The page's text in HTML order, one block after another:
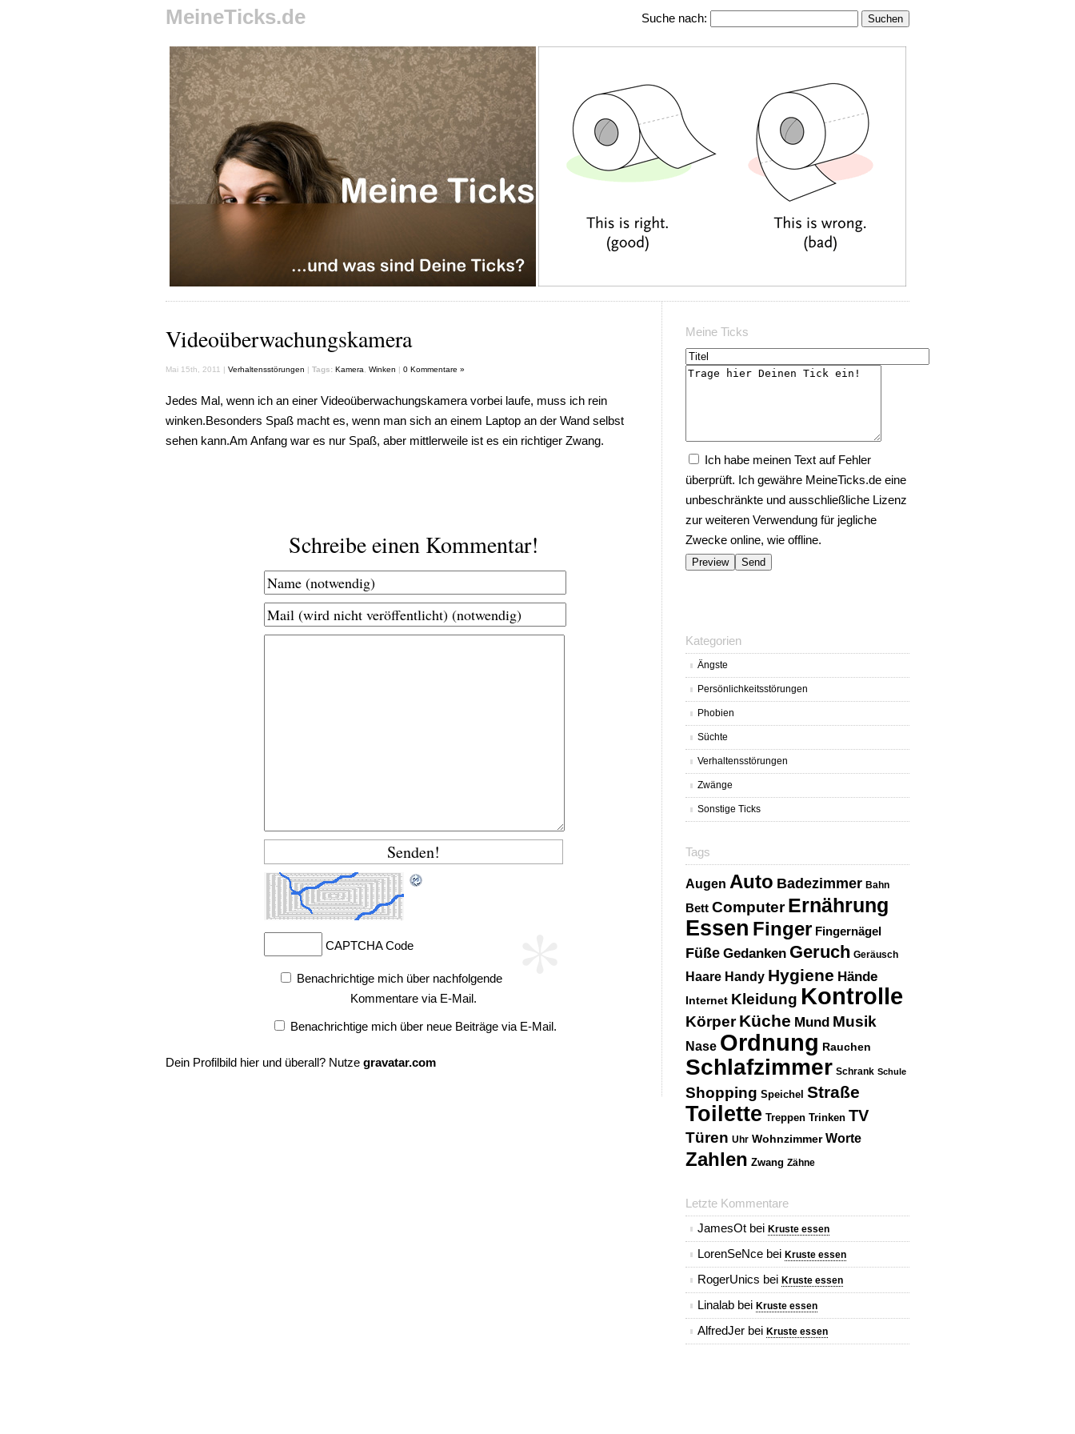
MeineTicks.de Suche nach:
Videoüberwachungskamera
Mai 15th, 2011 | Verhaltensstörungen | Tags: Kamera Winken | 0 Kommentare »
Jedes Mal, wenn ich an einer Videoüberwachungskamera vorbei laufe, muss ich rein
winken.Besonders Spaß macht es, wenn man sich an einem Laptop an der Wand selbst
sehen kann.Am Anfang war es nur Spaß, aber mittlerweile ist es ein richtiger Zwang.
Schreibe einen Kommentar!
CAPTCHA Code
Benachrichtige mich über nachfolgende
Kommentare via E-Mail.
Benachrichtige mich über neue Beiträge via E-Mail.
Dein Profilbild hier und überall? Nutze gravatar.com
Meine Ticks
Ich habe meinen Text auf Fehler
überprüft. Ich gewähre MeineTicks.de eine
unbeschränkte und ausschließliche Lizenz
zur weiteren Verwendung für jegliche
Zwecke online, wie offline.
Kategorien
Ängste
Persönlichkeitsstörungen
Phobien
Süchte
Verhaltensstörungen
Zwänge
Sonstige Ticks
Tags
Augen Auto Badezimmer Bahn
Bett Computer Ernährung
Essen Finger Fingernägel
Füße Gedanken Geruch Geräusch
Haare Handy Hygiene Hände
Internet Kleidung Kontrolle
Körper Küche Mund Musik
Nase Ordnung Rauchen
Schlafzimmer Schrank Schule
Shopping Speichel Straße
Toilette Treppen Trinken TV
Türen Uhr Wohnzimmer Worte
Zahlen Zwang Zähne
Letzte Kommentare
JamesOt bei Kruste essen
LorenSeNce bei Kruste essen
RogerUnics bei Kruste essen
Linalab bei Kruste essen
AlfredJer bei Kruste essen